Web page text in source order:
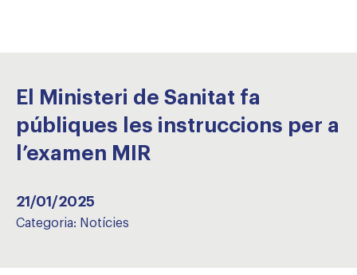
El Ministeri de Sanitat fa
públiques les instruccions per a
l’examen MIR
21/01/2025
Categoria: Notícies